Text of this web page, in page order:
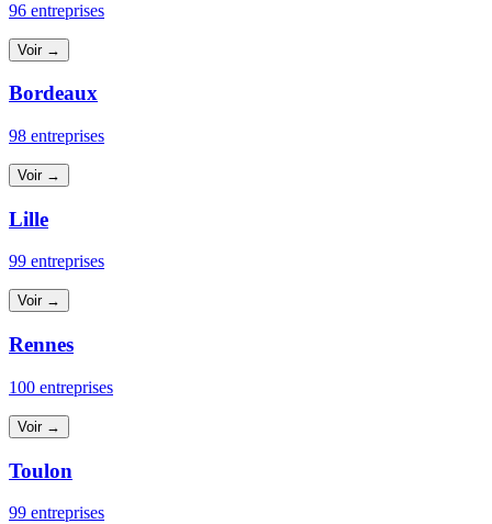
96 entreprises
Voir →
Bordeaux
98 entreprises
Voir →
Lille
99 entreprises
Voir →
Rennes
100 entreprises
Voir →
Toulon
99 entreprises